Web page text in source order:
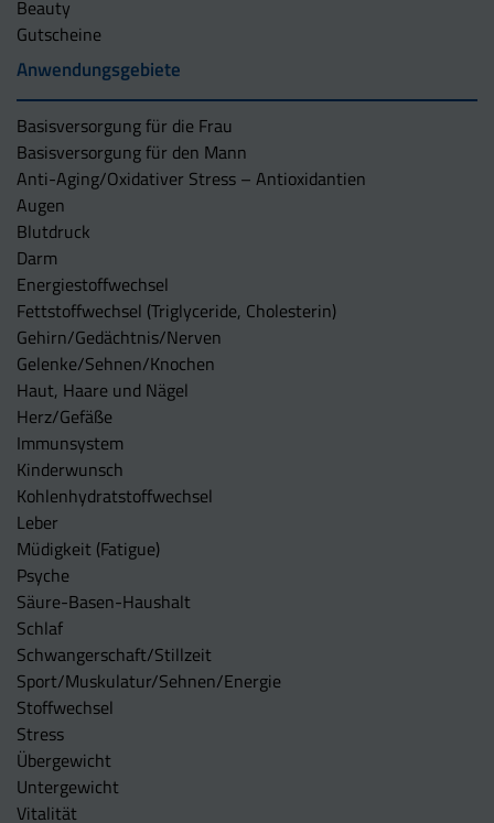
Beauty
Gutscheine
Anwendungsgebiete
Basisversorgung für die Frau
Basisversorgung für den Mann
Anti-Aging/Oxidativer Stress – Antioxidantien
Augen
Blutdruck
Darm
Energiestoffwechsel
Fettstoffwechsel (Triglyceride, Cholesterin)
Gehirn/Gedächtnis/Nerven
Gelenke/Sehnen/Knochen
Haut, Haare und Nägel
Herz/Gefäße
Immunsystem
Kinderwunsch
Kohlenhydratstoffwechsel
Leber
Müdigkeit (Fatigue)
Psyche
Säure-Basen-Haushalt
Schlaf
Schwangerschaft/Stillzeit
Sport/Muskulatur/Sehnen/Energie
Stoffwechsel
Stress
Übergewicht
Untergewicht
Vitalität